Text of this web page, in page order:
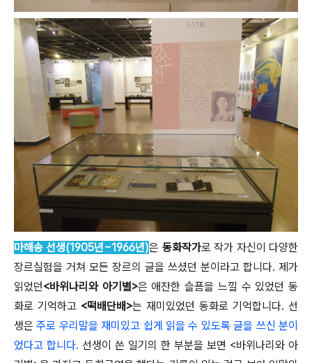
마해송 선생(1905년~1966년)은 동화작가로 작가 자신이 다양한
장르실험을 거쳐 모든 장르의 글을 쓰셨던 분이라고 합니다. 제가
읽었던<바위나리와 아기별>은 애잔한 슬픔을 느낄 수 있었던 동
화로 기억하고 <떡배단배>는 재미있었던 동화로 기억합니다. 선
생은 주로 우리말을 재미있고 쉽게 읽을 수 있도록 글을 쓰신 분이
었다고 합니다. 선생이 쓴 일기의 한 부분을 보면 <바위나리와 아